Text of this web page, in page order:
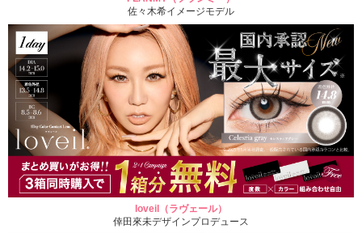
佐々木希イメージモデル
loveil（ラヴェール）
倖田來未デザインプロデュース